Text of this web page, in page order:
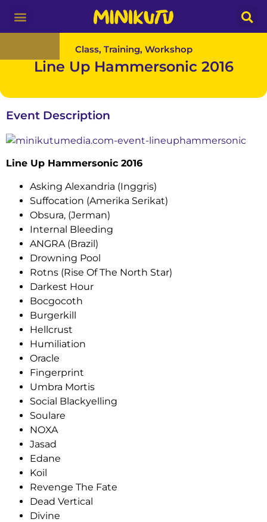
Class, Training, Workshop
Line Up Hammersonic 2016
Event Description
Line Up Hammersonic 2016
Asking Alexandria (Inggris)
Suffocation (Amerika Serikat)
Obsura, (Jerman)
Internal Bleeding
ANGRA (Brazil)
Drowning Pool
Rotns (Rise Of The North Star)
Darkest Hour
Bocgocoth
Burgerkill
Hellcrust
Humiliation
Oracle
Fingerprint
Umbra Mortis
Social Blackyelling
Soulare
NOXA
Jasad
Edane
Koil
Revenge The Fate
Dead Vertical
Divine